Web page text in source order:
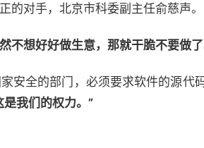
的对手，北京市科委副主任俞慈声。
不想好好做生意，那就干脆不要做了
安全的部门，必须要求软件的源代
我们的权力。”